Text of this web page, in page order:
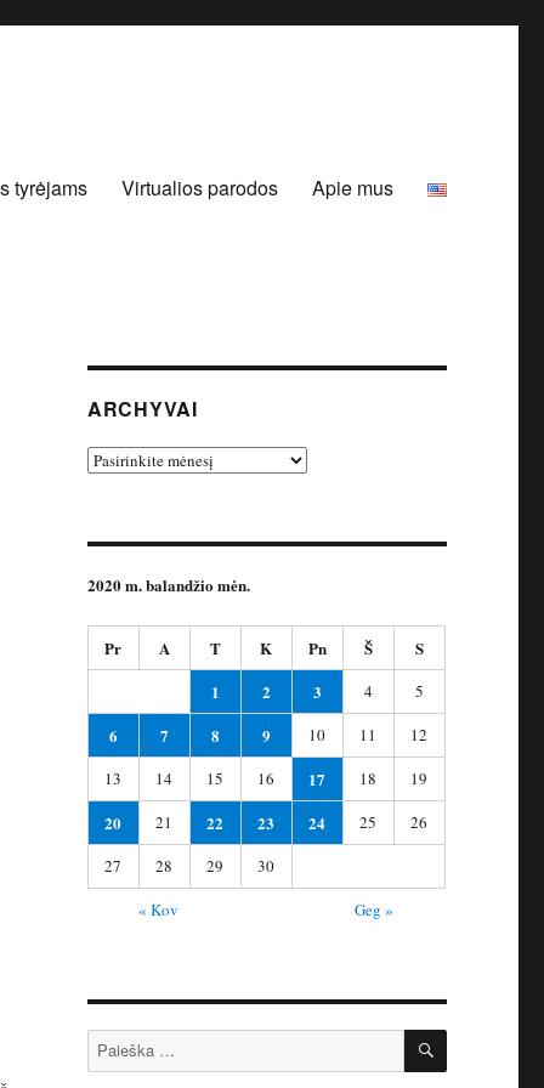
tyrėjams Virtualios parodos Apie mus
ARCHYVAI
Archyvai
2020 m. balandžio mėn.
Pr A T K Pn Š
S
1
2 3 4 5
6 7 8 9 10 11
12
13
14 15 16 17 18 19
20 21 22 23 24 25
26
27
28 29
30
« Kov
Geg »
Ieškoti: IEŠKOTI